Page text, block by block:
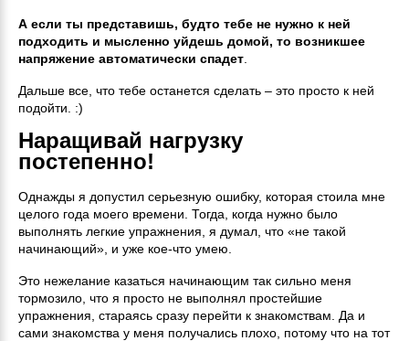
А если ты представишь, будто тебе не нужно к ней
подходить и мысленно уйдешь домой, то возникшее
напряжение автоматически спадет
Дальше все, что тебе останется сделать – это просто к ней
подойти. :)
Наращивай нагрузку
постепенно!
Однажды я допустил серьезную ошибку, которая стоила мне
целого года моего времени. Тогда, когда нужно было
выполнять легкие упражнения, я думал, что «не такой
начинающий», и уже кое-что умею.
Это нежелание казаться начинающим так сильно меня
тормозило, что я просто не выполнял простейшие
упражнения, стараясь сразу перейти к знакомствам. Да и
сами знакомства у меня получались плохо, потому что на тот